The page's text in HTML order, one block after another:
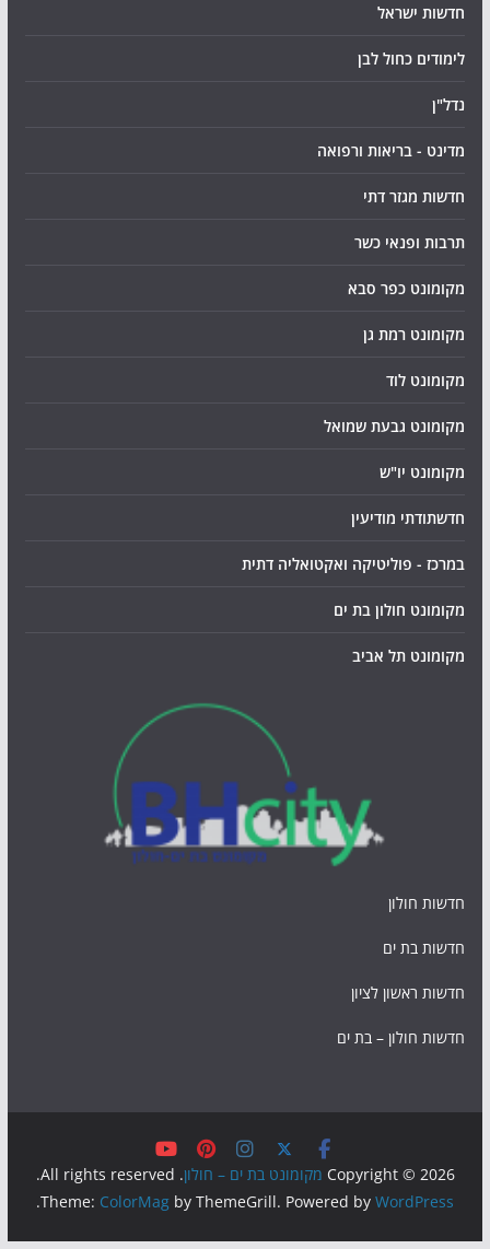
חדשות ישראל
לימודים כחול לבן
נדל"ן
מדינט - בריאות ורפואה
חדשות מגזר דתי
תרבות ופנאי כשר
מקומונט כפר סבא
מקומונט רמת גן
מקומונט לוד
מקומונט גבעת שמואל
מקומונט יו"ש
חדשתודתי מודיעין
במרכז - פוליטיקה ואקטואליה דתית
מקומונט חולון בת ים
מקומונט תל אביב
חדשות חולון
חדשות בת ים
חדשות ראשון לציון
חדשות חולון – בת ים
Copyright © 2026 מקומונט בת ים – חולון. All rights reserved.
Theme: ColorMag by ThemeGrill. Powered byWordPress
.